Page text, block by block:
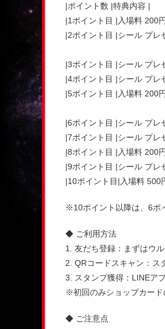
|ポイント数 |特典内容 |
|1ポイント目 |入場料 200
|2ポイント目 |シール プレ
|3ポイント目 |シール プレ
|4ポイント目 |シール プレ
|5ポイント目 |入場料 200
|6ポイント目 |シール プレ
|7ポイント目 |シール プレ
|8ポイント目 |入場料 200
|9ポイント目 |シール プレ
|10ポイント目|入場料 500
※10ポイント以降は、6
◆ ご利用方法
1. 友だち登録：まずはウ
2. QRコードスキャン：ス
3. スタンプ獲得：LINEア
※初回のみショップカード
◆ ご注意点